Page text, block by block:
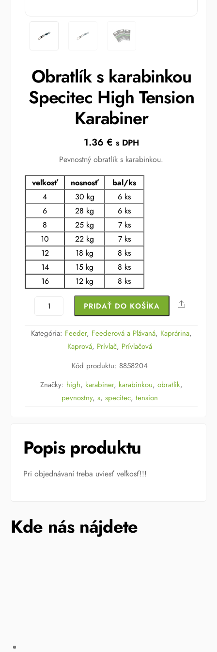
Obratlík s karabinkou
Specitec High Tension
Karabiner
1.36 € s DPH
Pevnostný obratlík s karabinkou.
veľkosť nosnosť
bal/ks
4
30 kg
6 ks
6
28 kg
6 ks
8
25 kg
7 ks
10
22 kg
7 ks
12
18 kg
8 ks
14
15 kg
8 ks
16
12 kg 8 ks
množstvo
s
karabinkou
Tension
PRIDAŤ DO KOŠÍKA Share
Kategória: Feeder, Feederová a Plávaná, Kaprárina,
Kaprová, Prívlač, Prívlačová
Kód produktu: 8858204
Značky: high, karabiner, karabinkou, obratlik,
pevnostny, s, specitec, tension
Popis produktu
Pri objednávaní treba uviesť veľkosť!!!
Kde nás nájdete